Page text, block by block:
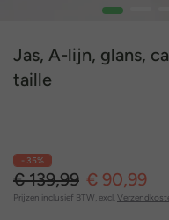
1
Jas, A-lijn, glans,
taille
- 35%
€ 139,99 € 90,99
Prijzen inclusief BTW, excl.